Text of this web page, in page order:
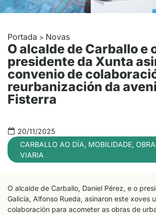
Portada > Novas
O alcalde de Carballo e
presidente da Xunta
convenio de
reurbanización da
Fisterra
20/11/2025
CARBALLO AO DÍA, MOBILIDADE,
VIARIA
O alcalde de Carballo, Daniel Pérez, e o
Galicia, Alfonso Rueda, asinaron este xoves
colaboración para acometer as obras de